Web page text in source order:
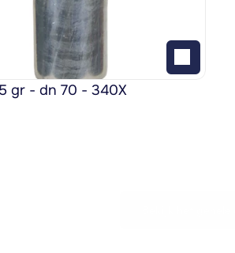
gr - dn 70 - 340X